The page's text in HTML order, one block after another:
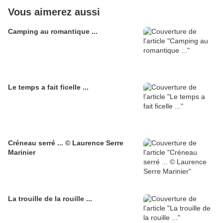
Vous aimerez aussi
Camping au romantique ...
Le temps a fait ficelle ...
Créneau serré ... © Laurence Serre
Marinier
La trouille de la rouille ...